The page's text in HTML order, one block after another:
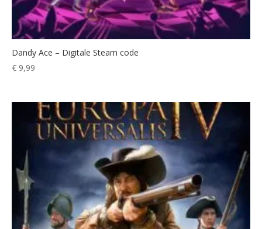
Dandy Ace – Digitale Steam code
€ 9,99